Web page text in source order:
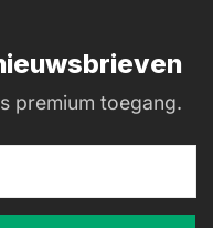
premium toegang.